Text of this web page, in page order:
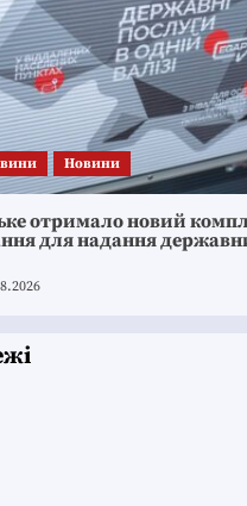
Новини
отримало новий
для надання